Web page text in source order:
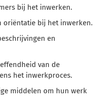
bij het inwerken.
oriëntatie bij het inwerken.
en
van de
het inwerkproces.
middelen om hun werk